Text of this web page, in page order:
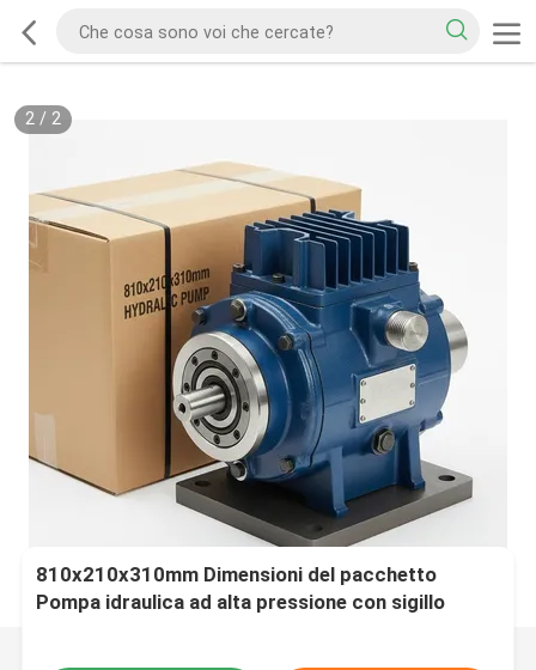
2/ 2
810x210x310mm Dimensioni del pacchetto
Pompa idraulica ad alta pressione con sigillo